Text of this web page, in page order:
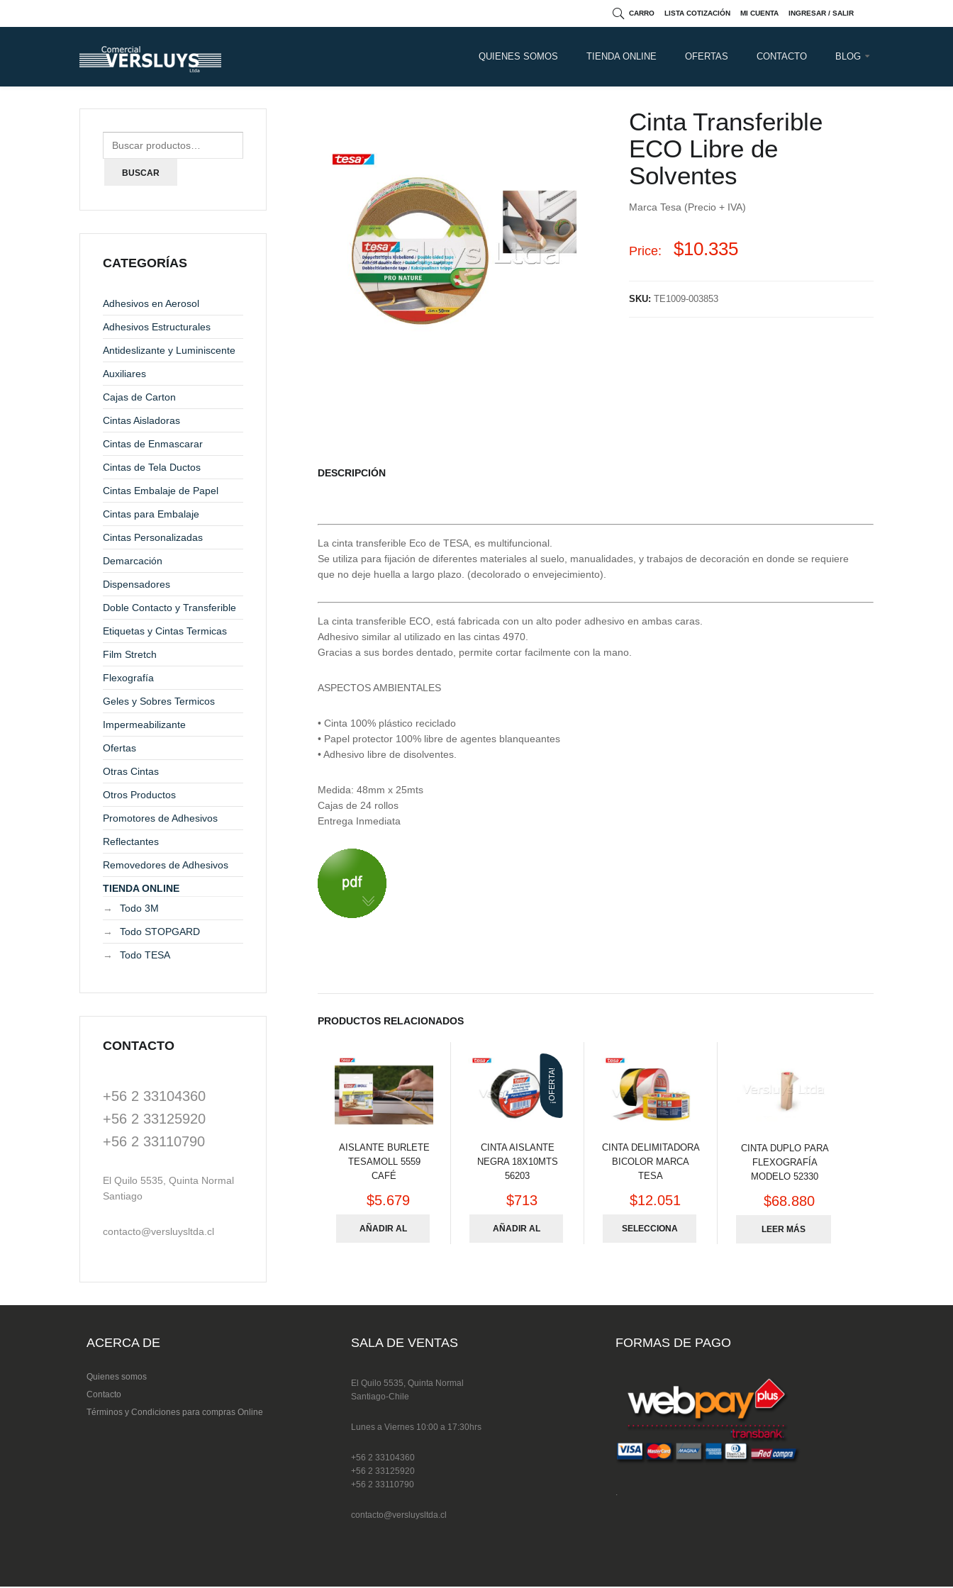
CARRO LISTA COTIZACIÓN MI CUENTA INGRESAR / SALIR
QUIENES SOMOS TIENDA ONLINE OFERTAS CONTACTO BLOG
Cinta Transferible
ECO Libre de
Solventes
Marca Tesa (Precio + IVA)
Price: $10.335
SKU:TE1009-003853
DESCRIPCIÓN
La cinta transferible Eco de TESA, es multifuncional.
Se utiliza para fijación de diferentes materiales al suelo, manualidades, y trabajos de decoración en donde se requiere
que no deje huella a largo plazo. (decolorado o envejecimiento).
La cinta transferible ECO, está fabricada con un alto poder adhesivo en ambas caras.
Adhesivo similar al utilizado en las cintas 4970.
Gracias a sus bordes dentado, permite cortar facilmente con la mano.
ASPECTOS AMBIENTALES
• Cinta 100% plástico reciclado
• Papel protector 100% libre de agentes blanqueantes
• Adhesivo libre de disolventes.
Medida: 48mm x 25mts
Cajas de 24 rollos
Entrega Inmediata
PRODUCTOS RELACIONADOS
AISLANTE BURLETE
TESAMOLL 5559
CAFÉ
$5.679
AÑADIR AL
¡OFERTA!
CINTA AISLANTE
NEGRA 18X10MTS
56203
$713
AÑADIR AL
CINTA DELIMITADORA
BICOLOR MARCA
TESA
$12.051
SELECCIONA
CINTA DUPLO PARA
FLEXOGRAFÍA
MODELO 52330
$68.880
LEER MÁS
BUSCAR
CATEGORÍAS
Adhesivos en Aerosol
Adhesivos Estructurales
Antideslizante y Luminiscente
Auxiliares
Cajas de Carton
Cintas Aisladoras
Cintas de Enmascarar
Cintas de Tela Ductos
Cintas Embalaje de Papel
Cintas para Embalaje
Cintas Personalizadas
Demarcación
Dispensadores
Doble Contacto y Transferible
Etiquetas y Cintas Termicas
Film Stretch
Flexografía
Geles y Sobres Termicos
Impermeabilizante
Ofertas
Otras Cintas
Otros Productos
Promotores de Adhesivos
Reflectantes
Removedores de Adhesivos
TIENDA ONLINE
Todo 3M
Todo STOPGARD
Todo TESA
CONTACTO
+56 2 33104360
+56 2 33125920
+56 2 33110790
El Quilo 5535, Quinta Normal
Santiago
contacto@versluysltda.cl
ACERCA DE
Quienes somos
Contacto
Términos y Condiciones para compras Online
SALA DE VENTAS
El Quilo 5535, Quinta Normal
Santiago-Chile
Lunes a Viernes 10:00 a 17:30hrs
+56 2 33104360
+56 2 33125920
+56 2 33110790
contacto@versluysltda.cl
FORMAS DE PAGO
.